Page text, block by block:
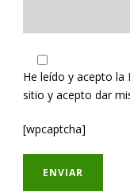
He leído y acepto la
sitio y acepto dar
[wpcaptcha]